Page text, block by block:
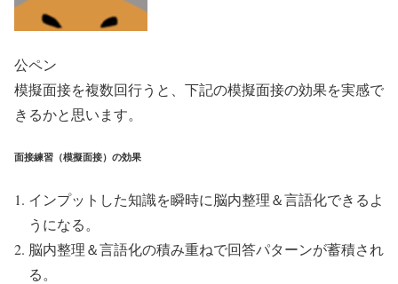
公ペン
模擬面接を複数回行うと、下記の模擬面接の効果を実感で
きるかと思います。
面接練習（模擬面接）の効果
インプットした知識を瞬時に脳内整理＆言語化できるよ
うになる。
脳内整理＆言語化の積み重ねで回答パターンが蓄積され
る。